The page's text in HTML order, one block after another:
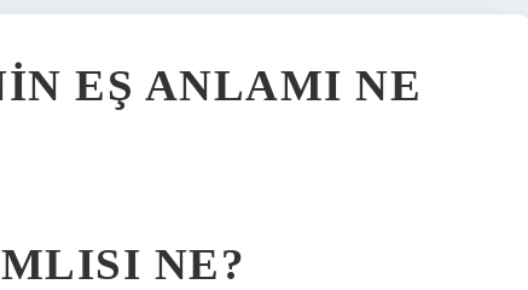
EŞ ANLAMI NE
NE?